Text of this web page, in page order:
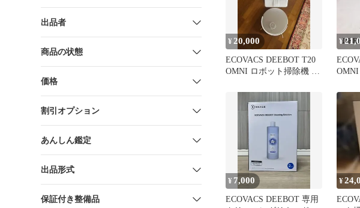
出品者
商品の状態
価格
割引オプション
あんしん鑑定
出品形式
保証付き整備品
¥ 20,000
ECOVACS DEEBOT T20
OMNI ロボット掃除機 本
¥
¥ 7,000
ECOVACS DEEBOT 専用
¥